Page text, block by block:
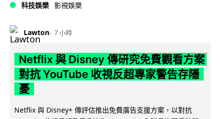
科技娛樂 影視娛樂
Lawton 7 小時
Netflix 與 Disney 傳研究免費觀看方案
對抗 YouTube 收視反超專家警告存隱
憂
Netflix 與 Disney+ 傳評估推出免費廣告支援方案，以對抗